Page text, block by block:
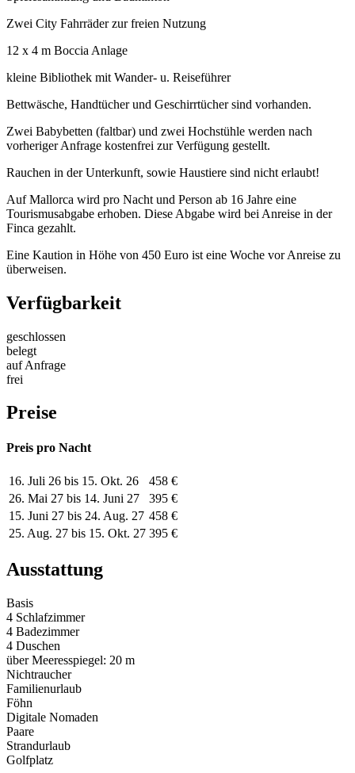
Zwei City Fahrräder zur freien Nutzung
12 x 4 m Boccia Anlage
kleine Bibliothek mit Wander- u. Reiseführer
Bettwäsche, Handtücher und Geschirrtücher sind vorhanden.
Zwei Babybetten (faltbar) und zwei Hochstühle werden nach
vorheriger Anfrage kostenfrei zur Verfügung gestellt.
Rauchen in der Unterkunft, sowie Haustiere sind nicht erlaubt!
Auf Mallorca wird pro Nacht und Person ab 16 Jahre eine
Tourismusabgabe erhoben. Diese Abgabe wird bei Anreise in der
Finca gezahlt.
Eine Kaution in Höhe von 450 Euro ist eine Woche vor Anreise zu
überweisen.
Verfügbarkeit
geschlossen
belegt
auf Anfrage
frei
Preise
Preis pro Nacht
16. Juli 26 bis 15. Okt. 26
458 €
26. Mai 27 bis 14. Juni 27
395 €
15. Juni 27 bis 24. Aug. 27 458 €
25. Aug. 27 bis 15. Okt. 27 395 €
Ausstattung
Basis
4 Schlafzimmer
4 Badezimmer
4 Duschen
über Meeresspiegel: 20 m
Nichtraucher
Familienurlaub
Föhn
Digitale Nomaden
Paare
Strandurlaub
Golfplatz